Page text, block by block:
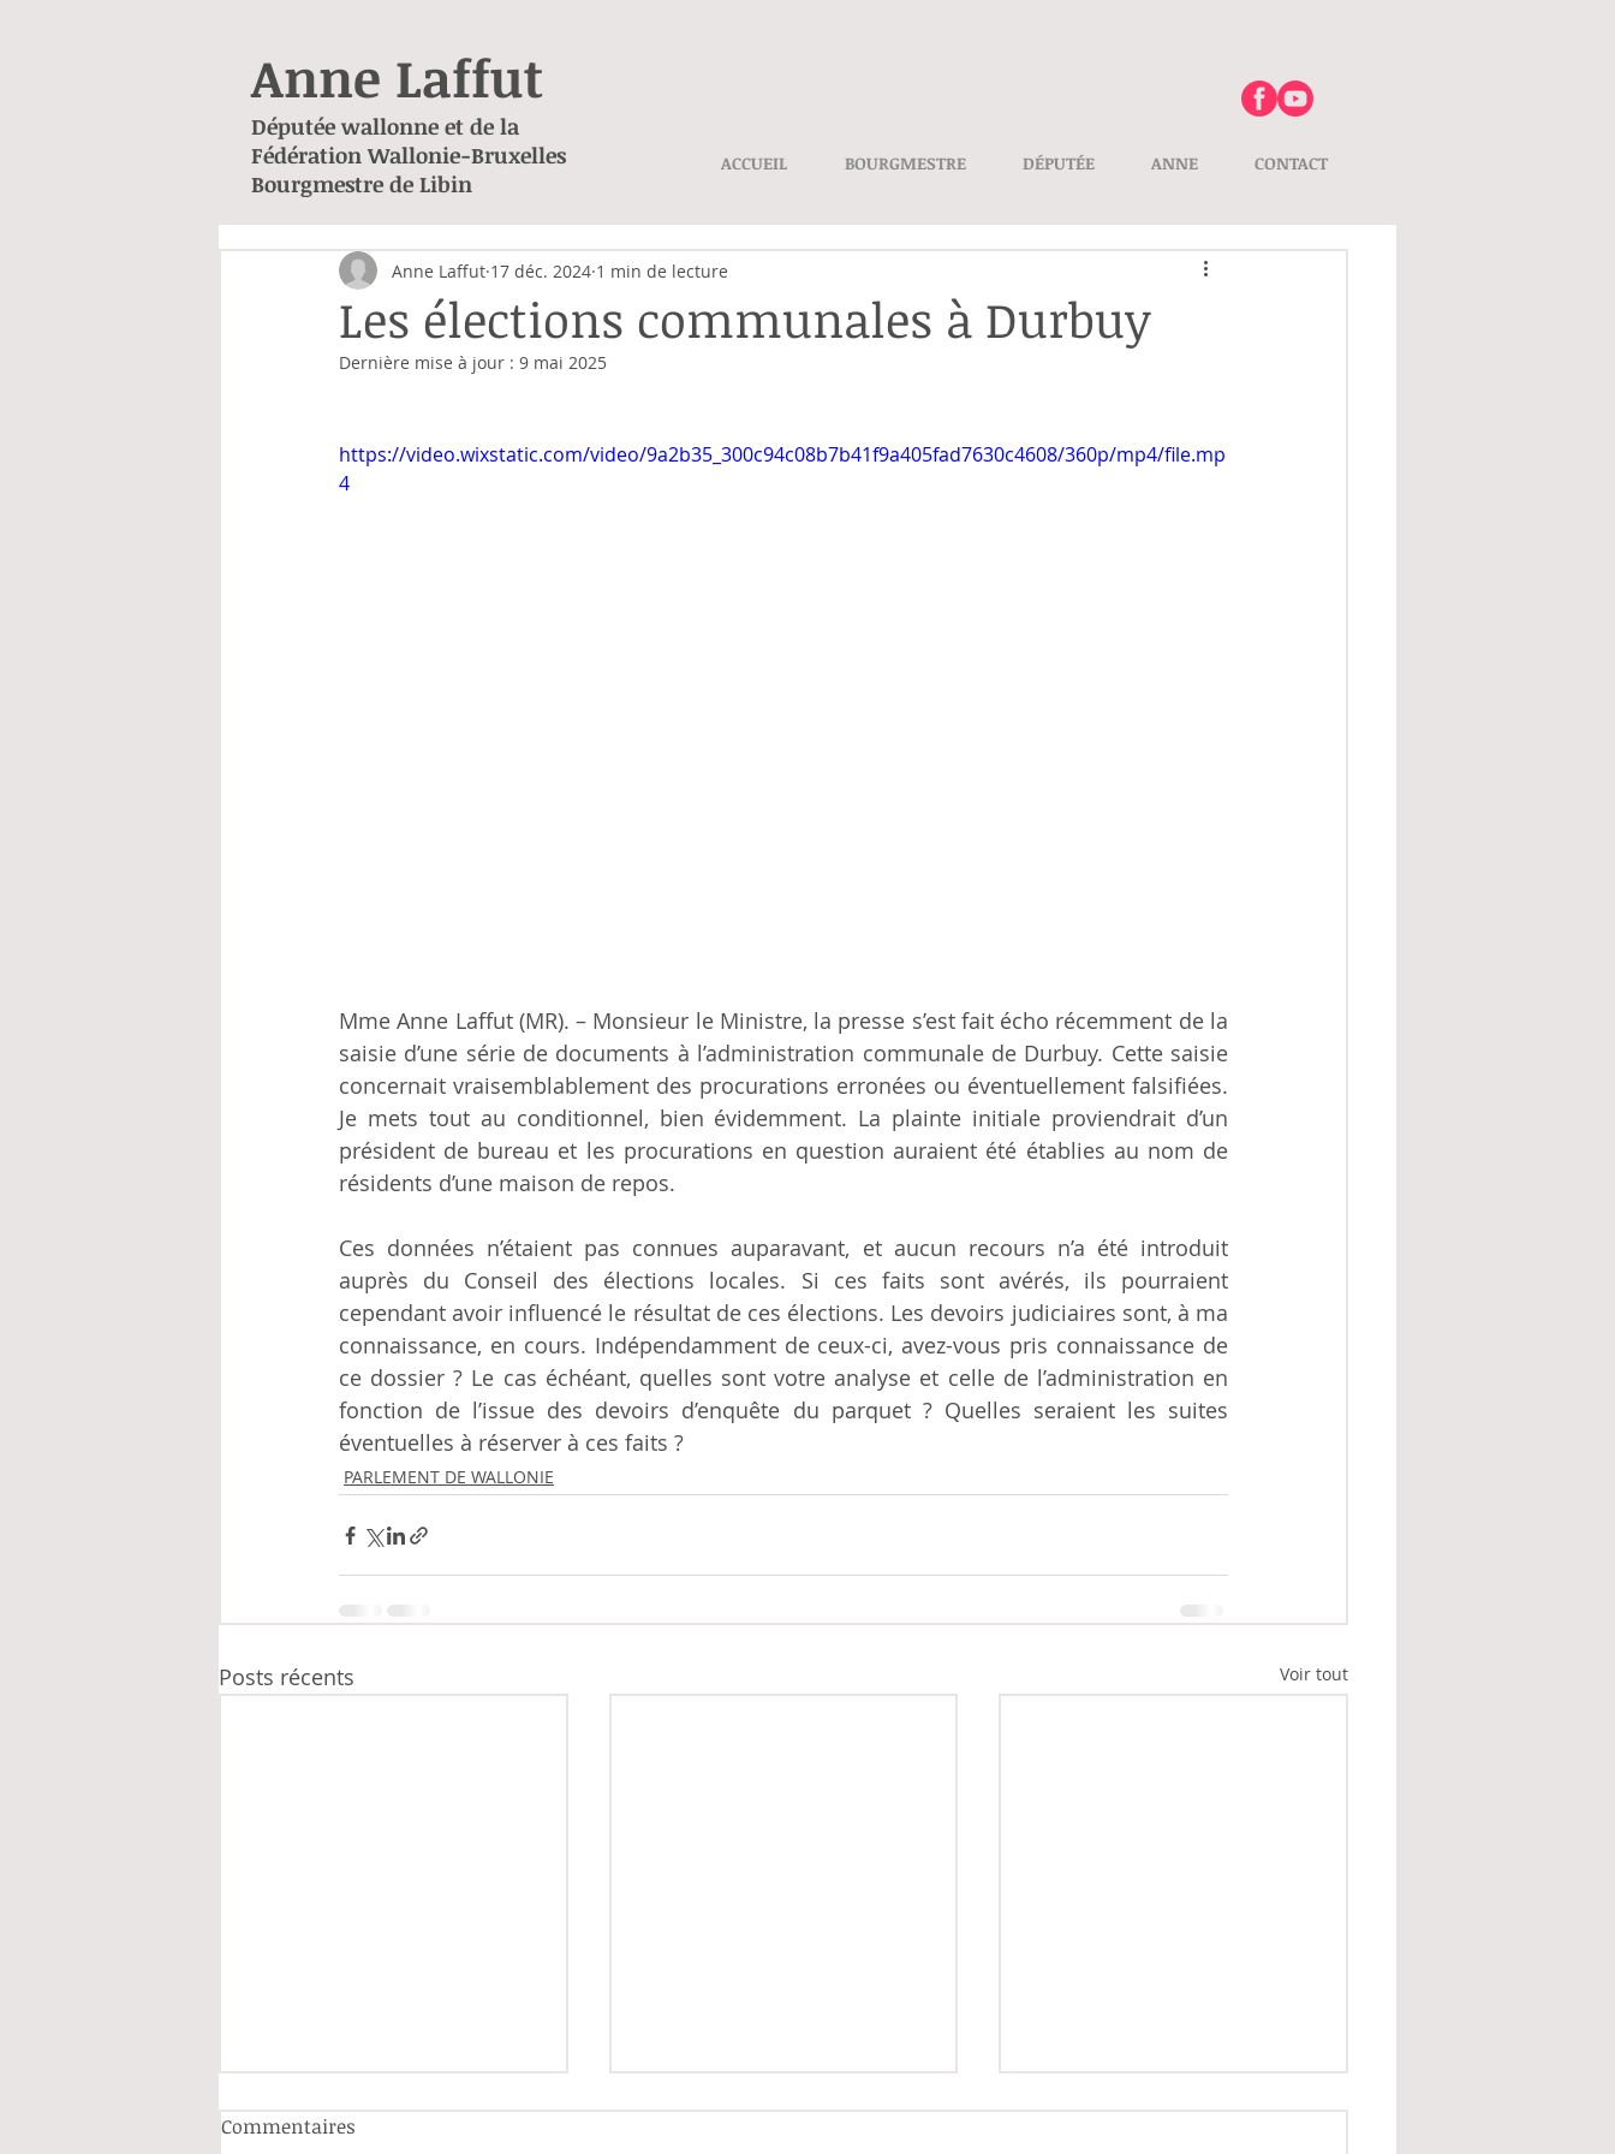
Anne Laffut
Députée wallonne et de la
Fédération Wallonie-Bruxelles
Bourgmestre de Libin
ACCUEIL BOURGMESTRE DÉPUTÉE ANNE CONTACT
Les élections communales à Durbuy
Anne Laffut 17 déc. 2024 1 min de lecture
Dernière mise à jour : 9 mai 2025
https://video.wixstatic.com/video/9a2b35_300c94c08b7b41f9a405fad7630c4608/360p/mp4/file.mp
4
Mme Anne Laffut (MR). – Monsieur le Ministre, la presse s’est fait écho récemment de la
saisie d’une série de documents à l’administration communale de Durbuy. Cette saisie
concernait vraisemblablement des procurations erronées ou éventuellement falsifiées.
Je mets tout au conditionnel, bien évidemment. La plainte initiale proviendrait d’un
président de bureau et les procurations en question auraient été établies au nom de
résidents d’une maison de repos.
Ces données n’étaient pas connues auparavant, et aucun recours n’a été introduit
auprès du Conseil des élections locales. Si ces faits sont avérés, ils pourraient
cependant avoir influencé le résultat de ces élections. Les devoirs judiciaires sont, à ma
connaissance, en cours. Indépendamment de ceux-ci, avez-vous pris connaissance de
ce dossier ? Le cas échéant, quelles sont votre analyse et celle de l’administration en
fonction de l’issue des devoirs d’enquête du parquet ? Quelles seraient les suites
éventuelles à réserver à ces faits ?
PARLEMENT DE WALLONIE
Posts récents Voir tout
Commentaires